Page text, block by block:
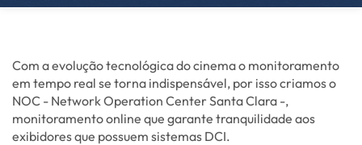
Com a evolução tecnológica do cinema o monitoramento
em tempo real se torna indispensável, por isso criamos o
NOC - Network Operation Center Santa Clara -,
monitoramento online que garante tranquilidade aos
exibidores que possuem sistemas DCI.